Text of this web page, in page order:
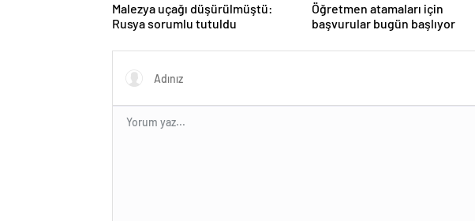
Malezya uçağı düşürülmüştü:
Rusya sorumlu tutuldu
Öğretmen atamaları için
başvurular bugün başlıyor